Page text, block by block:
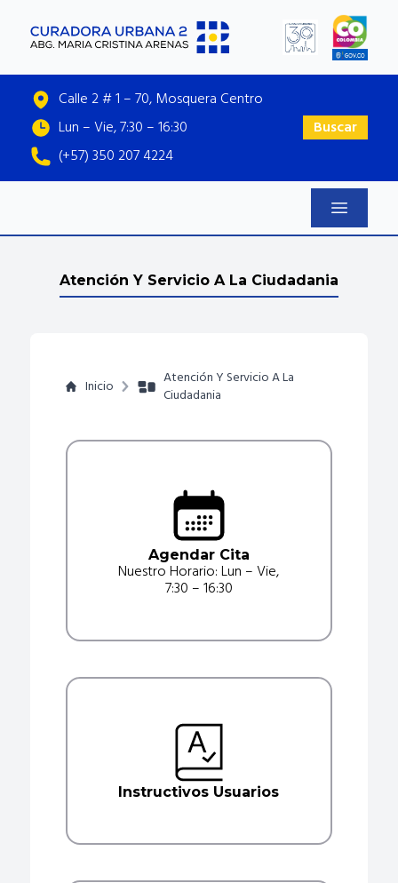
Calle 2 # 1 – 70, Mosquera Centro
Lun – Vie, 7:30 – 16:30
(+57) 350 207 4224
Buscar
Atención Y Servicio A La Ciudadania
Inicio
Atención Y Servicio A La
Ciudadania
Agendar Cita
Nuestro Horario: Lun – Vie,
7:30 – 16:30
Instructivos Usuarios